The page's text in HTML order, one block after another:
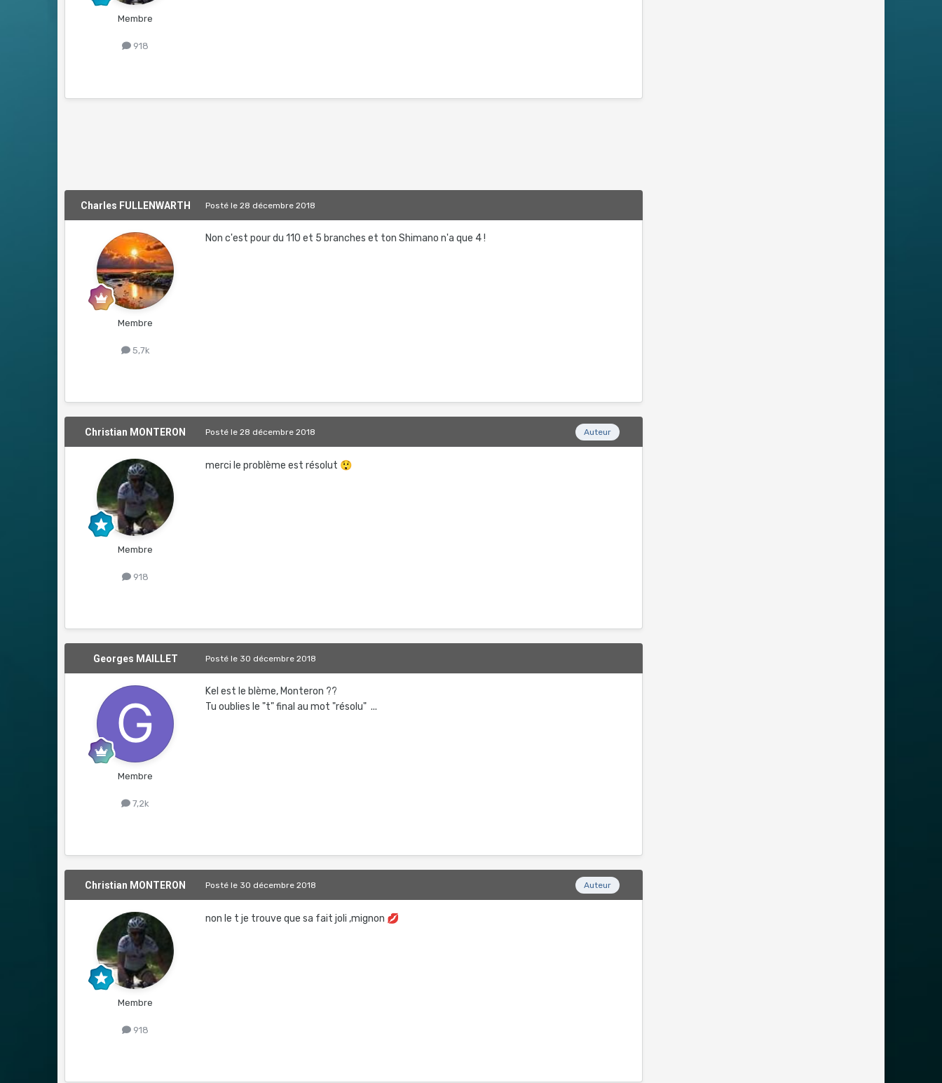
Membre
918
Charles FULLENWARTH
Membre
5,7k
Postéle 28 décembre 2018
Non c'est pour du 110 et 5 branches et ton Shimano n'a que 4 !
Christian MONTERON
Membre
918
Auteur
Postéle 28 décembre 2018
merci le problème est résolut 😲
Georges MAILLET
Membre
7,2k
Postéle 30 décembre 2018
Kel est le blème, Monteron ??
Tu oublies le "t" final au mot "résolu" ...
Christian MONTERON
Membre
918
Auteur
Postéle 30 décembre 2018
non le t je trouve que sa fait joli ,mignon 💋